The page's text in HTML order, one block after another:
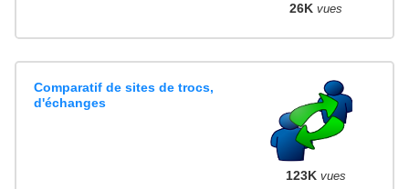
26K vues
Comparatif de sites de trocs,
d'échanges
123K vues